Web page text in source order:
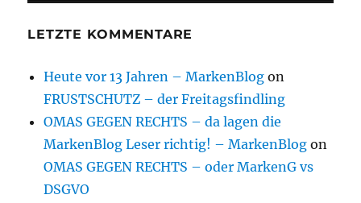
LETZTE KOMMENTARE
Heute vor 13 Jahren – MarkenBlog on
FRUSTSCHUTZ – der Freitagsfindling
OMAS GEGEN RECHTS – da lagen die
MarkenBlog Leser richtig! – MarkenBlog on
OMAS GEGEN RECHTS – oder MarkenG vs
DSGVO